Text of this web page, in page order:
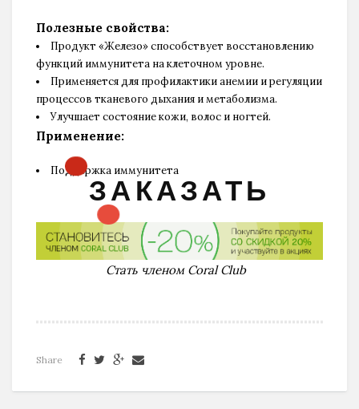
Полезные свойства:
Продукт «Железо» способствует восстановлению
функций иммунитета на клеточном уровне.
Применяется для профилактики анемии и регуляции
процессов тканевого дыхания и метаболизма.
Улучшает состояние кожи, волос и ногтей.
Применение:
Поддержка иммунитета
ЗАКАЗАТЬ
Стать членом Coral Club
Share